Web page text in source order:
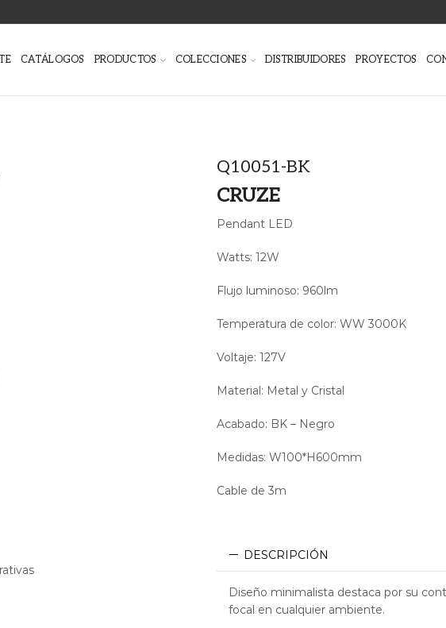
CATÁLOGOS PRODUCTOS COLECCIONES DISTRIBUIDORES PROYECTOS
Q10051-BK
CRUZE
Pendant LED
Watts: 12W
Flujo luminoso: 960lm
Temperatura de color: WW 3000K
Voltaje: 127V
Material: Metal y Cristal
Acabado: BK – Negro
Medidas: W100*H600mm
Cable de 3m
DESCRIPCIÓN
Diseño minimalista destaca por su
focal en cualquier ambiente.